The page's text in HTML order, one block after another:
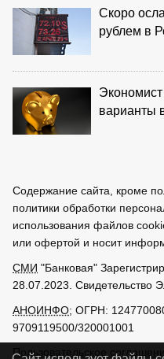
Скоро
рублем в
варианты
Содержание сайта, кроме
политики обработки
использования файлов
или офертой и носит
СМИ "Банковая"
28.07.2023.
АНОИНФО; ОГРН:
9709119500/320001001
Пользовательское